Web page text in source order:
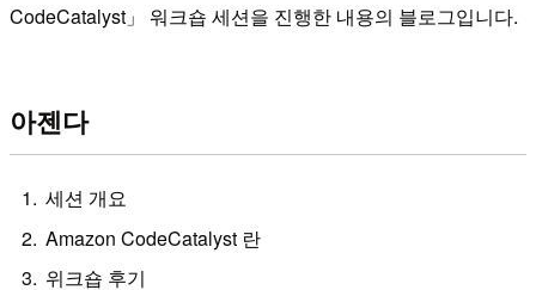
CodeCatalyst」 워크숍 세션을 진행한 내용의 블로그입니다.
아젠다
세션 개요
Amazon CodeCatalyst 란
위크숍 후기